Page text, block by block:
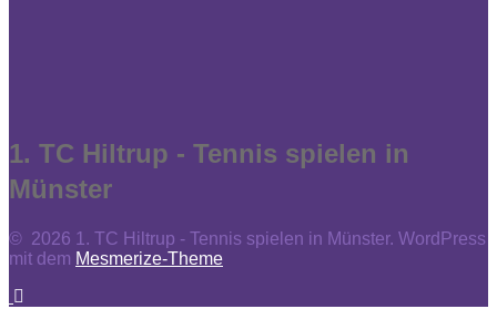
1. TC Hiltrup - Tennis spielen in
Münster
© 2026 1. TC Hiltrup - Tennis spielen in Münster. WordPress
mit dem Mesmerize-Theme